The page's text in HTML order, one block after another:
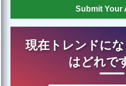
Submit Your
現在トレンドに
はどれで